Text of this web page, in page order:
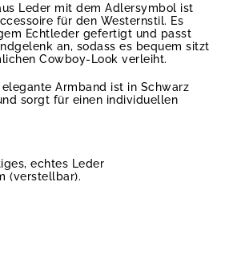
Leder mit dem Adlersymbol ist
für den Westernstil. Es
Echtleder gefertigt und passt
an, sodass es bequem sitzt
Cowboy-Look verleiht.
Armband ist in Schwarz
sorgt für einen individuellen
echtes Leder
(verstellbar).